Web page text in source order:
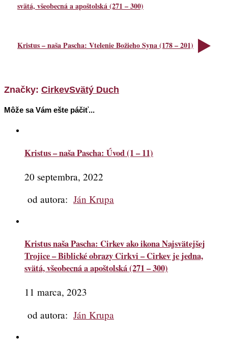
svätá, všeobecná a apoštolská (271 – 300)
Kristus – naša Pascha: Vtelenie Božieho Syna (178 – 201)
Značky: CirkevSvätý Duch
Môže sa Vám ešte páčiť...
Kristus – naša Pascha: Úvod (1 – 11)
20 septembra, 2022
od autora: Ján Krupa
Kristus naša Pascha: Cirkev ako ikona Najsvätejšej
Trojice – Biblické obrazy Cirkvi – Cirkev je jedna,
svätá, všeobecná a apoštolská (271 – 300)
11 marca, 2023
od autora: Ján Krupa